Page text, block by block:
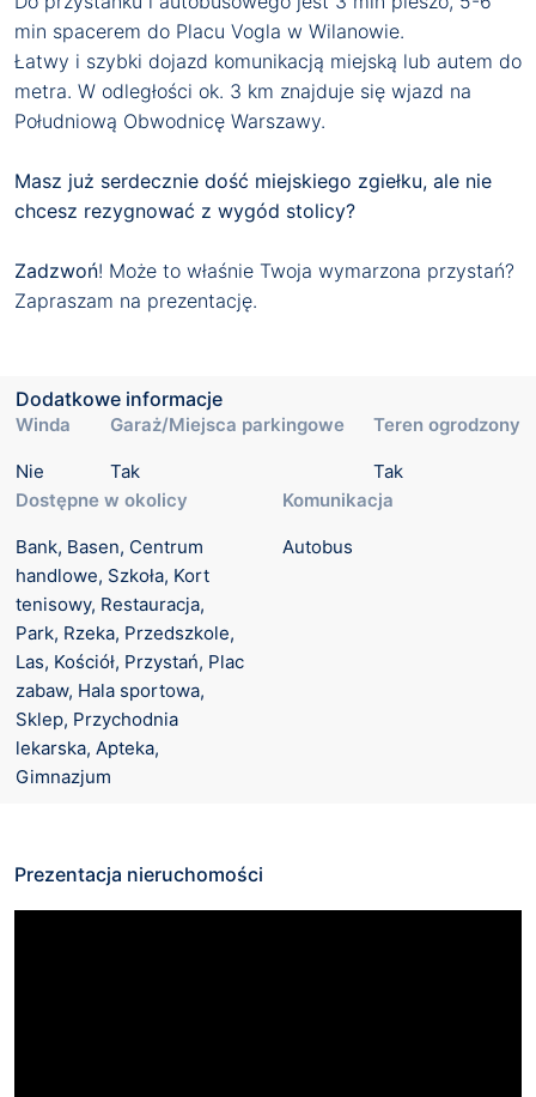
min spacerem do Placu Vogla w Wilanowie.
Łatwy i szybki dojazd komunikacją miejską lub autem do
metra. W odległości ok. 3 km znajduje się wjazd na
Południową Obwodnicę Warszawy.
Masz już serdecznie dość miejskiego zgiełku, ale nie
chcesz rezygnować z wygód stolicy?
Zadzwoń! Może to właśnie Twoja wymarzona przystań?
Zapraszam na prezentację.
Dodatkowe informacje
Winda
Nie
Garaż/Miejsca parkingowe
Tak
Teren ogrodzony
Tak
Dostępne w okolicy
Bank, Basen, Centrum
handlowe, Szkoła, Kort
tenisowy, Restauracja,
Park, Rzeka, Przedszkole,
Las, Kościół, Przystań, Plac
zabaw, Hala sportowa,
Sklep, Przychodnia
lekarska, Apteka,
Gimnazjum
Komunikacja
Autobus
Prezentacja nieruchomości